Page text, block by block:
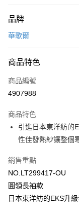
信用卡一次付款
LINE Pay
街口支付
運送方式
全家取貨付款
每筆NT$80，滿
付款後全家取貨
每筆NT$80，滿
品牌
華歌爾
商品特色
商品編號
4907988
商品特色
引進日本東洋紡的
性佳發熱紗讓整個
銷售重點
NO.LT299417-OU
圓領長袖款
日本東洋紡的EKS升